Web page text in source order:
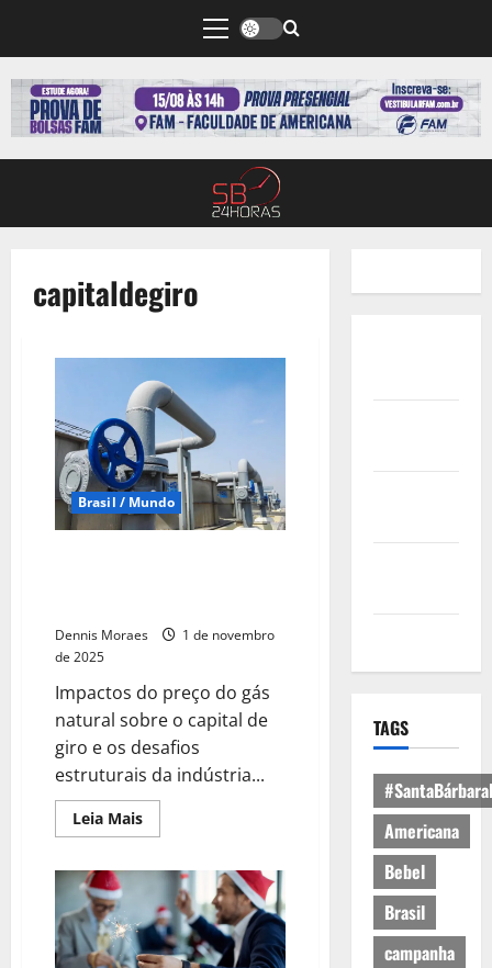
capitaldegiro
Brasil / Mundo
Dennis Moraes
1 de novembro
de 2025
Impactos do preço do gás
natural sobre o capital de
giro e os desafios
estruturais da indústria...
Leia Mais
TAGS
Americana
Bebel
Brasil
campanha